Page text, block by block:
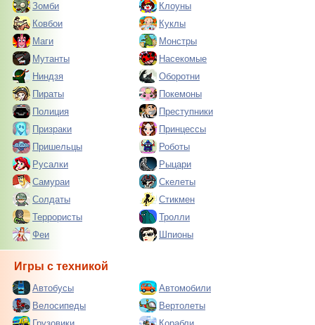
Зомби
Клоуны
Ковбои
Куклы
Маги
Монстры
Мутанты
Насекомые
Ниндзя
Оборотни
Пираты
Покемоны
Полиция
Преступники
Призраки
Принцессы
Пришельцы
Роботы
Русалки
Рыцари
Самураи
Скелеты
Солдаты
Стикмен
Террористы
Тролли
Феи
Шпионы
Игры с техникой
Автобусы
Автомобили
Велосипеды
Вертолеты